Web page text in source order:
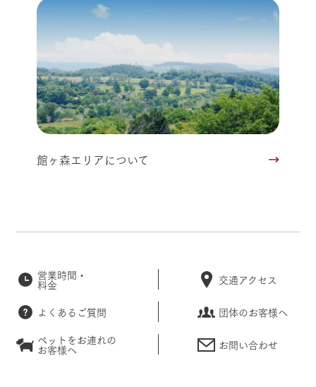
館ヶ森エリアについて
営業時間・
料金 交通アクセス
よくあるご質問
団体のお客様へ
ペットをお連れの
お客様へ お問い合わせ